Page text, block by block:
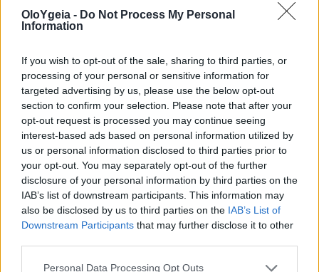
OloYgeia - Do Not Process My Personal
Information
If you wish to opt-out of the sale, sharing to third parties, or
processing of your personal or sensitive information for
targeted advertising by us, please use the below opt-out
section to confirm your selection. Please note that after your
opt-out request is processed you may continue seeing
interest-based ads based on personal information utilized by
us or personal information disclosed to third parties prior to
your opt-out. You may separately opt-out of the further
disclosure of your personal information by third parties on the
IAB’s list of downstream participants. This information may
also be disclosed by us to third parties on the IAB’s List of
Downstream Participants that may further disclose it to other
Personal Data Processing Opt Outs
Η ομιλία των παιδιών μπορεί να
αποκαλύπτει τον μελλοντικό κίνδυνο
κατάθλιψης και άγχους – Τι έδειξε
μελέτη του Stanford με AI
Νέα μελέτη του Stanford δείχνει ότι η ανάλυση
της ομιλίας παιδιών με τεχνητή νοημοσύνη
μπορεί να εντοπίσει μελλοντικό κίνδυνο
κατάθλιψης και άγχους. Τι εντόπισαν οι
επιστήμονες;